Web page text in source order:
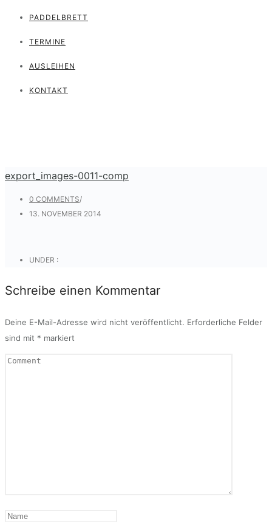
PADDELBRETT
TERMINE
AUSLEIHEN
KONTAKT
export_images-0011-comp
0 COMMENTS/
13. NOVEMBER 2014
UNDER :
Schreibe einen Kommentar
Deine E-Mail-Adresse wird nicht veröffentlicht. Erforderliche Felder
sind mit * markiert